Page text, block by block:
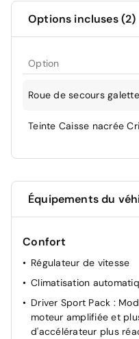
Options incluses (2)
Option
Roue de secours galette
Teinte Caisse nacrée
Équipements du
Confort
Régulateur de vitesse
Climatisation
Driver Sport Pack :
moteur amplifiée et
d'accélérateur plus